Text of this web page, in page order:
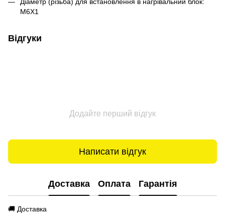
Діаметр (різьба) для встановлення в нагрівальний блок:
М6X1
Відгуки
Додайте перший відгук
Написати відгук
Доставка Оплата Гарантія
🚚 Доставка